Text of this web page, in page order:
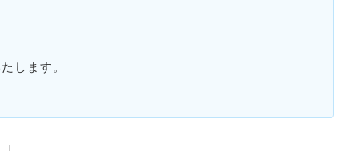
します。